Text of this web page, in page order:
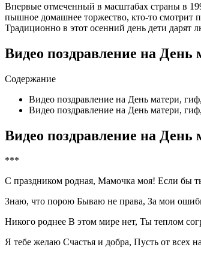
Впервые отмеченный в масштабах страны в
пышное домашнее торжество, кто-то смотрит
Традиционно в этот осенний день дети
Видео поздравление на День
Содержание
Видео поздравление на День матери,
Видео поздравление на День матери,
Видео поздравление на День
***
С праздником родная, Мамочка моя! Если бы
Знаю, что порою Бываю не права, За мои
Никого роднее В этом мире нет, Ты теплом
Я тебе желаю Счастья и добра, Пусть от всех